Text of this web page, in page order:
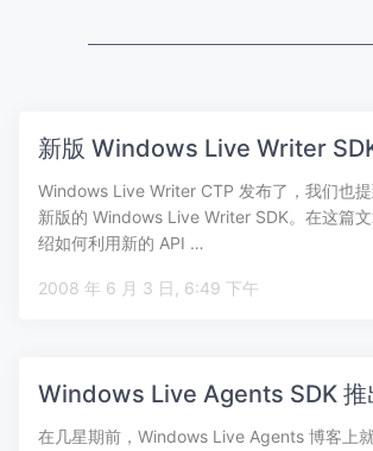
新版 Windows Live Writer
Windows Live Writer CTP 发布了，我们也
新版的 Windows Live Writer SDK。在这篇
绍如何利用新的 API …
2008 年 6 月 3 日, 6:49 下午
Windows Live Agents SDK 推
在几星期前，Windows Live Agents 博客上